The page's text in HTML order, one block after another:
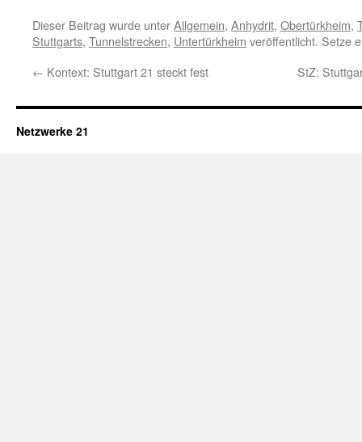
Dieser Beitrag wurde unterAllgemein, Anhydrit, Obertürkheim,
Stuttgarts, Tunnelstrecken, Untertürkheim veröffentlicht. Setze
← Kontext: Stuttgart 21 steckt fest StZ:
Netzwerke 21